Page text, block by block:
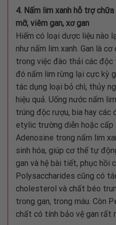
4. Nấm lim xanh hỗ trợ chữa
mỡ, viêm gan, xơ gan
Hiếm có loại dược liệu nào
như nấm lim xanh. Gan là
trong việc đào thải các độc
đó nấm lim rừng lại cực kỳ
tác dụng loại bỏ chì, thủy
hiệu quả. Uống nước nấm
trúng độc rượu, bia hay các
etylic trường diễn hoặc cấp
Adenosine trong nấm lim
sinh hóa, giúp cơ thể tự
gan và hệ bài tiết, phục hồi
Polysaccharides cũng có
cholesterol và chất béo
trong gan, trong máu. Còn
chất có tính bảo vệ gan rất